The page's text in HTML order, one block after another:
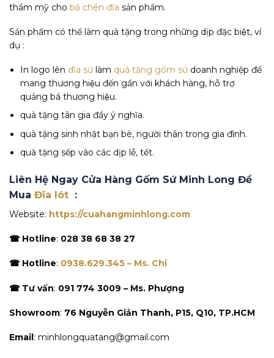
thẩm mỹ cho bộ chén đĩa sản phẩm.
Sản phẩm có thể làm quà tặng trong những dịp đặc biệt, ví
dụ :
In logo lênđĩa sứlàm quà tặng gốm sứdoanh nghiệp để
mang thương hiệu đến gần với khách hàng, hỗ trợ
quảng bá thương hiệu.
quà tặng tân gia đầy ý nghĩa.
quà tặng sinh nhật bạn bè, người thân trong gia đình.
quà tặng sếp vào các dịp lễ, tết.
Liên Hệ Ngay Cửa Hàng Gốm Sứ Minh Long Để
Mua Đĩa lót :
Website: https://cuahangminhlong.com
☎ Hotline: 028 38 68 38 27
☎ Hotline: 0938.629.345 – Ms. Chi
☎ Tư vấn: 091 774 3009 – Ms. Phượng
Showroom: 76 Nguyễn Giản Thanh, P15, Q10, TP.HCM
Email: minhlongquatang@gmail.com